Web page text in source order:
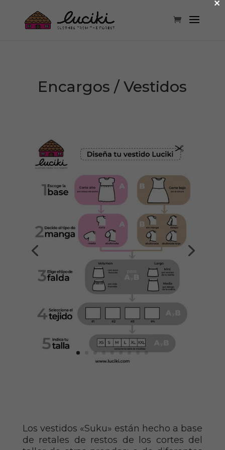
Encargos / Vestidos
Los vestidos «Suku» están hecho a base
de retales de restos de los cortes del